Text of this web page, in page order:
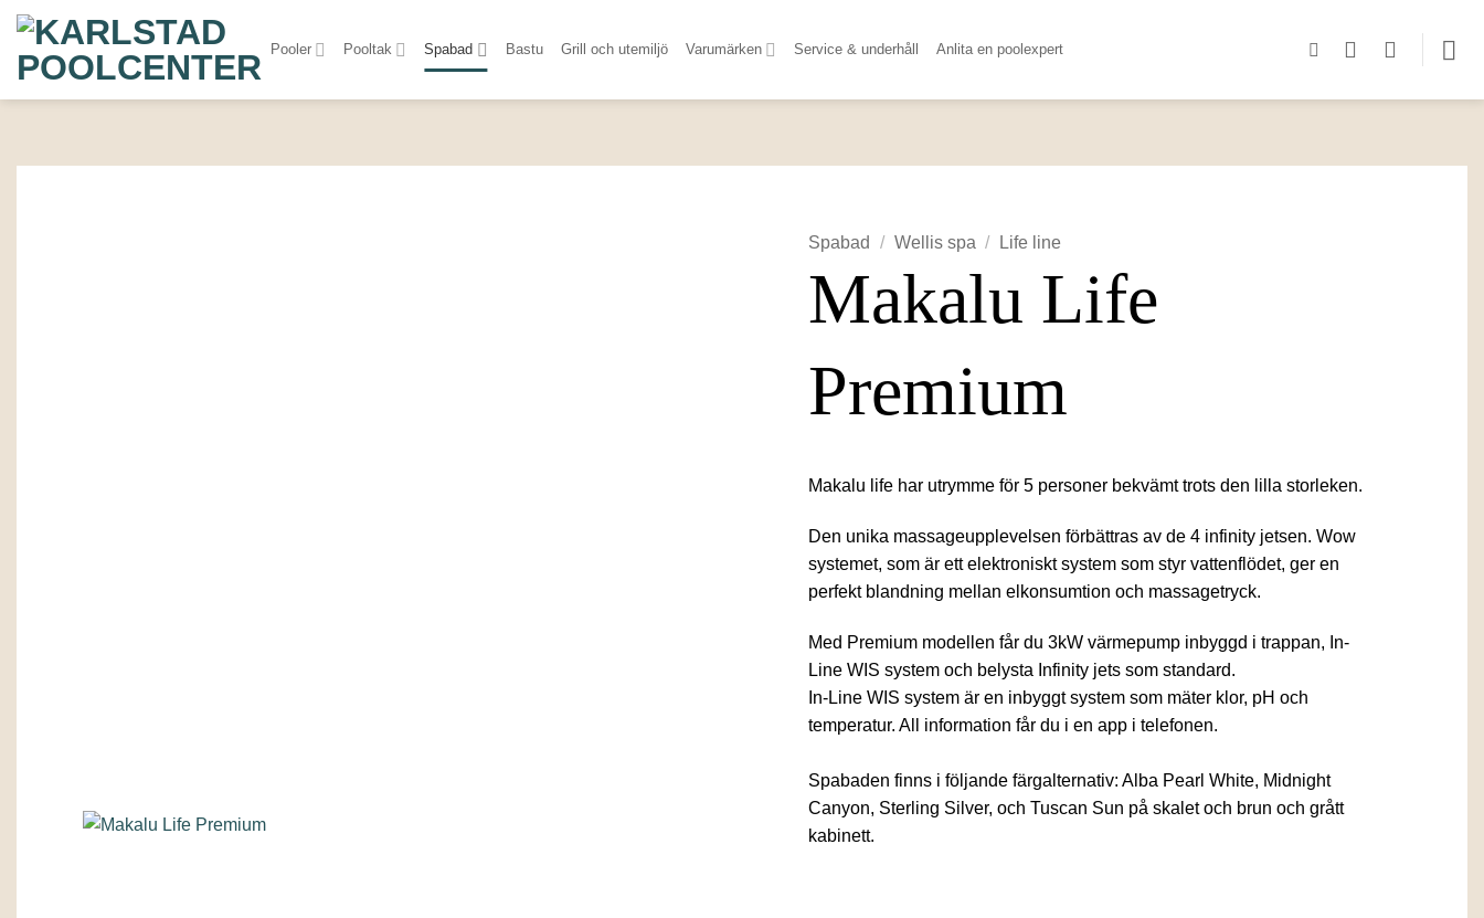
Skip
content
Pooler Pooltak Spabad Bastu Grill och utemiljö Varumärken Service & underhåll Anlita en poolexpert
Spabad / Wellis spa / Life line
Makalu Life
Premium
Makalu life har utrymme för 5 personer bekvämt trots den lilla storleken.
Den unika massageupplevelsen förbättras av de 4 infinity jetsen. Wow
systemet, som är ett elektroniskt system som styr vattenflödet, ger en
perfekt blandning mellan elkonsumtion och massagetryck.
Med Premium modellen får du 3kW värmepump inbyggd i trappan, In-
Line WIS system och belysta Infinity jets som standard.
In-Line WIS system är en inbyggt system som mäter klor, pH och
temperatur. All information får du i en app i telefonen.
Spabaden finns i följande färgalternativ: Alba Pearl White, Midnight
Canyon, Sterling Silver, och Tuscan Sun på skalet och brun och grått
kabinett.